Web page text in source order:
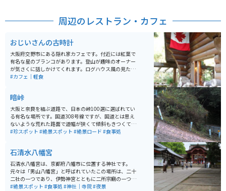
周辺のレストラン・カフェ
おじいさんの古時計
大阪府交野市にある隠れ家カフェです。付近には紅葉で
有名な星のブランコがあります。登山が趣味のオーナー
が気さくに話しかけてくれます。ログハウス風の見た目
で雰囲気、味、接客すべて満足させてくれる穴場カフェ
#カフェ｜軽食
暗峠
大阪と奈良を結ぶ道路で、日本の峠100選に選ばれてい
る有名な場所です。国道308号線ですが、国道とは思え
ないような荒れた路面で道幅が狭くて傾斜もきつくて
「酷道308号線」とも呼ばれています。 しかし、そうい
#珍スポット #絶景スポット #絶景ロード #食事処
石清水八幡宮
石清水八幡宮は、京都府八幡市に位置する神社です。
元々は「男山八幡宮」と呼ばれていたこの場所は、二十
二社の一つであり、伊勢神宮とともに二所宗廟の一つと
なっています。 旧社格は官幣大社で、現在は神社本庁の
#絶景スポット #食事処 #神社｜寺院#夜景